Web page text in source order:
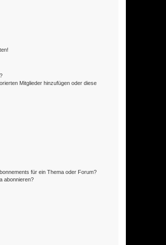
Mitglieder hinzufügen oder diese
für ein Thema oder Forum?
abonnieren?